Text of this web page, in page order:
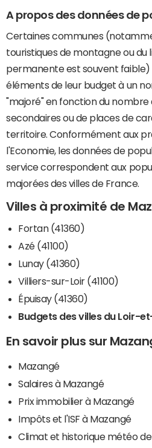
A propos des données de
Certaines communes
touristiques de montagne ou
permanente est souvent
éléments de leur budget à un
"majoré" en fonction du nombre
secondaires ou de places de
territoire. Conformément aux
l'Economie, les données de
service correspondent aux
majorées des villes de France.
Villes à proximité de
Fortan (41360)
Azé (41100)
Lunay (41360)
Villiers-sur-Loir (41100)
Épuisay (41360)
Budgets des villes du Loir-
En savoir plus sur
Mazangé
Salaires à Mazangé
Prix immobilier à Mazangé
Impôts et l'ISF à Mazangé
Climat et historique météo